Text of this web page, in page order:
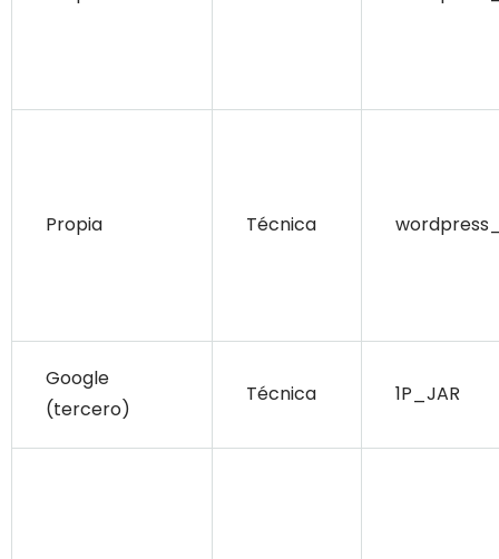
Propia Técnica
Google
(tercero)
Técnica 1P_JAR